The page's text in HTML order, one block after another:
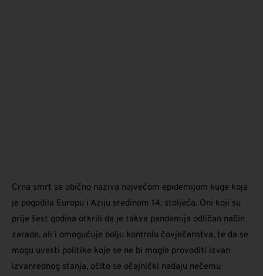
Crna smrt se obično naziva najvećom epidemijom kuge koja
je pogodila Europu i Aziju sredinom 14. stoljeća. Oni koji su
prije šest godina otkrili da je takva pandemija odličan način
zarade, ali i omogućuje bolju kontrolu čovječanstva, te da se
mogu uvesti politike koje se ne bi mogle provoditi izvan
izvanrednog stanja, očito se očajnički nadaju nečemu